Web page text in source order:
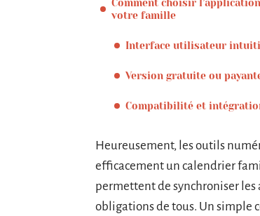
Comment choisir
votre famille
Interface utilisateur
Version gratuite ou
Compatibilité et
Heureusement, les outils
efficacement un calendrier
permettent de synchroniser les
obligations de tous. Un simple